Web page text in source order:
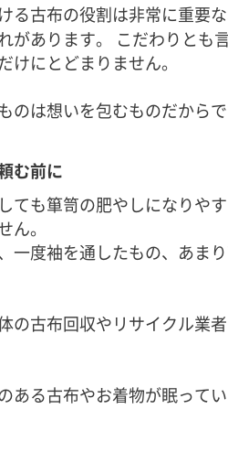
る古布の役割は非常に重要
があります。 こだわりとも
けにとどまりません。
のは想いを包むものだからで
む前に
ても箪笥の肥やしになりや
ん。
一度袖を通したもの、あま
の古布回収やリサイクル業
ある古布やお着物が眠って